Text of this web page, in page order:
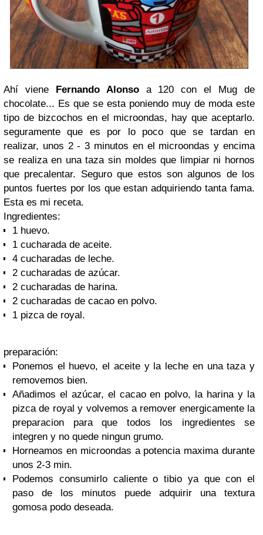
Ahí viene Fernando Alonsoa 120 con el Mug de
chocolate... Es que se esta poniendo muy de moda este
tipo de bizcochos en el microondas, hay que aceptarlo.
seguramente que es por lo poco que se tardan en
realizar, unos 2 - 3 minutos en el microondas y encima
se realiza en una taza sin moldes que limpiar ni hornos
que precalentar. Seguro que estos son algunos de los
puntos fuertes por los que estan adquiriendo tanta fama.
Esta es mi receta.
Ingredientes:
1 huevo.
1 cucharada de aceite.
4 cucharadas de leche.
2 cucharadas de azúcar.
2 cucharadas de harina.
2 cucharadas de cacao en polvo.
1 pizca de royal.
preparación:
Ponemos el huevo, el aceite y la leche en una taza y
removemos bien.
Añadimos el azúcar, el cacao en polvo, la harina y la
pizca de royal y volvemos a remover energicamente la
preparacion para que todos los ingredientes se
integren y no quede ningun grumo.
Horneamos en microondas a potencia maxima durante
unos 2-3 min.
Podemos consumirlo caliente o tibio ya que con el
paso de los minutos puede adquirir una textura
gomosa podo deseada.